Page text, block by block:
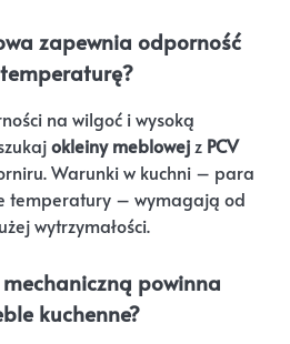
zapewnia odporność
na wilgoć i wysoką
okleiny meblowej z PCV
Warunki w kuchni – para
temperatury – wymagają od
wytrzymałości.
powinna
kuchenne?